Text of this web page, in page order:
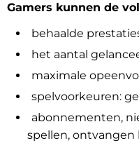
Gamers kunnen de
behaalde
het aantal
maximale
spelvoorkeuren:
abonnementen,
spellen, ontvangen